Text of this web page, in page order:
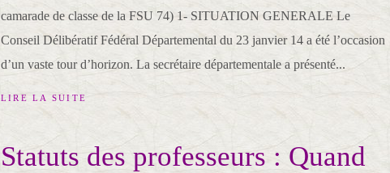
camarade de classe de la FSU 74) 1- SITUATION GENERALE Le
Conseil Délibératif Fédéral Départemental du 23 janvier 14 a été l’occasion
d’un vaste tour d’horizon. La secrétaire départementale a présenté...
LIRE LA SUITE
Statuts des professeurs : Quand